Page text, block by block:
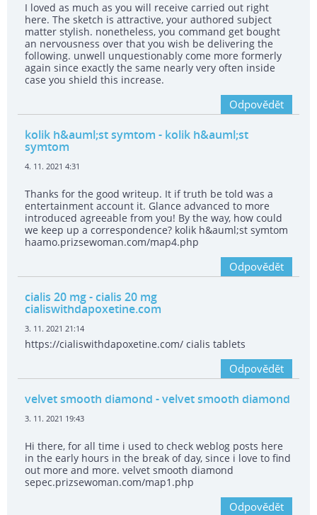
I loved as much as you will receive carried out right
here. The sketch is attractive, your authored subject
matter stylish. nonetheless, you command get bought
an nervousness over that you wish be delivering the
following. unwell unquestionably come more formerly
again since exactly the same nearly very often inside
case you shield this increase.
Odpovědět
kolik h&auml;st symtom - kolik h&auml;st
symtom
4. 11. 2021 4:31
Thanks for the good writeup. It if truth be told was a
entertainment account it. Glance advanced to more
introduced agreeable from you! By the way, how could
we keep up a correspondence? kolik h&auml;st symtom
haamo.prizsewoman.com/map4.php
Odpovědět
cialis 20 mg- cialis 20 mg
cialiswithdapoxetine.com
3. 11. 2021 21:14
https://cialiswithdapoxetine.com/ cialis tablets
Odpovědět
velvet smooth diamond - velvet smooth diamond
3. 11. 2021 19:43
Hi there, for all time i used to check weblog posts here
in the early hours in the break of day, since i love to find
out more and more. velvet smooth diamond
sepec.prizsewoman.com/map1.php
Odpovědět